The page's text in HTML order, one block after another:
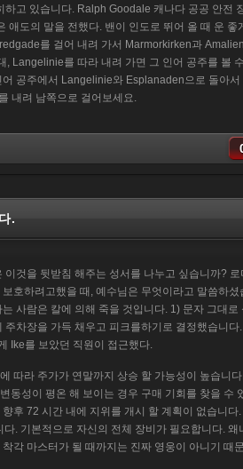
고 있습니다. Ralph Goodale 캐나다 공공 안전
애도의 말을 전했다. 밴이 인도로 뛰어 올 때 운 좋
를 걸어 내려 가서 Marmorkirken과
Langelinie를 따라 내려 가면 그 인어 공주를 볼
공주에서 Langelinie와 Esplanaden으로 돌아
내려 남쪽으로 걸어보세요.
.
것을 뒷받침 해주는 성서를 나누고 싶습니까?
호하려고했을 때, 예수님은 무엇이라고 말씀하셨
사람은 칼에 의해 죽을 것입니다. 1) 문자 그대로
차장을 가득 채우고 피크를하기로 결정했습니다
Ike를 보았던 직원이 접근했다.
따라 주가가 연말까지 상승 할 가능성이 높습니
동성이 평온 해 보이는 경우 구매 기회를 찾을 수
후 72 시간 내에 지위를 개시 할 계획이 없습니다
. 기본적으로 자신의 전체 장비가 필요합니다. 왜
각 마스터가 될 때까지는 진짜 영웅이 아니기 때